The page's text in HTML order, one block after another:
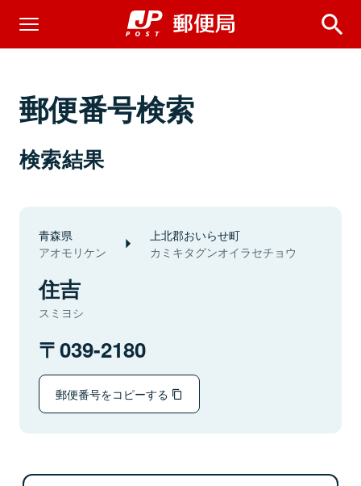
郵便番号検索
検索結果
青森県
アオモリケン
上北郡おいらせ町
カミキタグンオイラセチョウ
住吉
スミヨシ
039-2180
郵便番号をコピーする